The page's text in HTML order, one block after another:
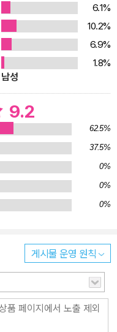
직접적으로 예견했다. 이
체적인 사건들을 통해 그렸
페미니스트 작가로서 애트
격한 채식주의를 실천하
정원사나 그들이 성인으
식물의 이름을 닉네임으
러를 벌이는 환경 게릴라
『홍수의 해』는 영국 《옵
남성 화자인
』와 달리, 『홍수의 해』
있다. 전사와 치유자의 면
충실한 렌, 렌의 단짝 친구
격려하고 보호하며 함께 살
어주는 토비의 모습은 절망
』 핵심 장면이라 할 수 있
6.1%
10.2%
6.9%
1.8%
남성
9.2
62.5%
37.5%
0%
0%
0%
게시물 운영 원칙